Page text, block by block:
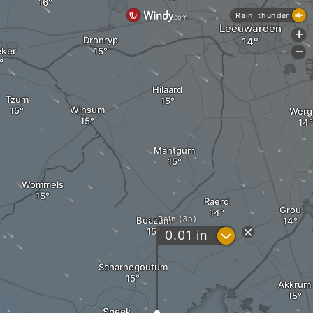
Raerd
Boazum
Scharnegoutum
Wommels
Akkrum
Grou
Leeuwarden
Hilaard
Mantgum
Dronryp
Winsum
Tzum
Rain (3h)
0.01 in ?
Rain, thunder
+
-